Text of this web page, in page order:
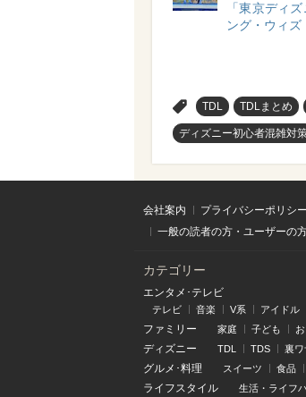
「東京ディ
ング・ウィズ
TDL TDLまとめ
ディズニー初心者混雑対
会社案内 プライバシーポリシー
一般の読者の方・ユーザーの
カテゴリー
エンタメ･テレビ
テレビ 音楽 V系 アイドル
ファミリー 家庭 子ども
ディズニー TDL TDS 裏ワ
グルメ･料理 スイーツ 食品
ライフスタイル 生活・ライフ